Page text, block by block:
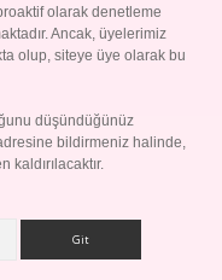
olarak denetleme
Ancak, üyelerimiz
olup, siteye üye olarak bu
düşündüğünüz
bildirmeniz halinde,